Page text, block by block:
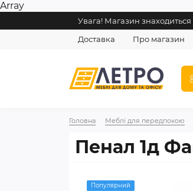
Array
Увага! Магазин
Доставка
Про магазин
Головна Меблі для передпокою
Пенал 1д
Популярний